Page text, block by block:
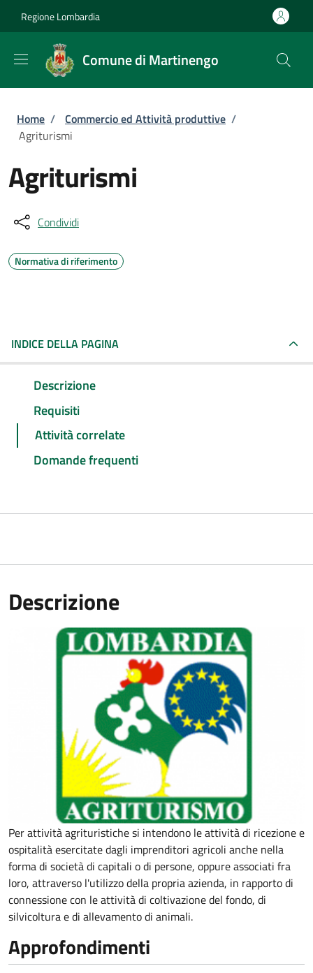
Regione Lombardia
Comune di Martinengo
Briciole di pane
Home / Commercio ed Attività produttive /
Agriturismi
Agriturismi
Condividi
Normativa di riferimento
INDICE DELLA PAGINA
Descrizione
Requisiti
Attività correlate
Domande frequenti
Descrizione
Per attività agrituristiche si intendono le attività di ricezione e
ospitalità esercitate dagli imprenditori agricoli anche nella
forma di società di capitali o di persone, oppure associati fra
loro, attraverso l'utilizzo della propria azienda, in rapporto di
connessione con le attività di coltivazione del fondo, di
silvicoltura e di allevamento di animali.
Approfondimenti